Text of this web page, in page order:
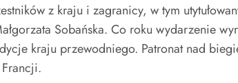
z kraju i zagranicy, w tym
Sobańska. Co roku wydarzenie
kraju przewodniego. Patronat nad